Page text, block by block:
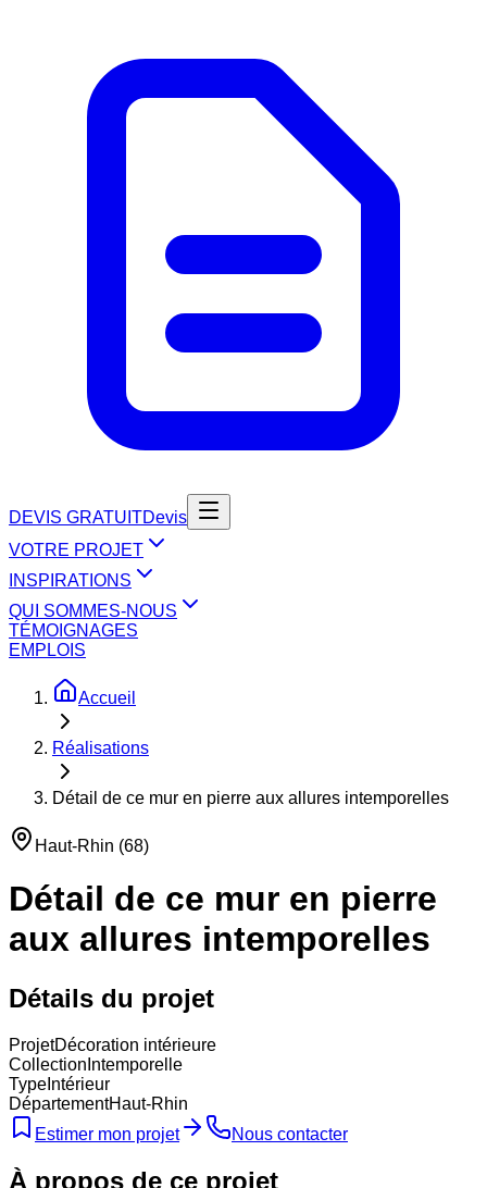
DEVIS GRATUITDevis
VOTRE PROJET
INSPIRATIONS
QUI SOMMES-NOUS
TÉMOIGNAGES
EMPLOIS
Accueil
Réalisations
Détail de ce mur en pierre aux allures intemporelles
Haut-Rhin (68)
Détail de ce mur en pierre
aux allures intemporelles
Détails du projet
ProjetDécoration intérieure
Collection Intemporelle
Type Intérieur
DépartementHaut-Rhin
Estimer mon projet
Nous contacter
À propos de ce projet